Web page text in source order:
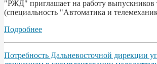
"РЖД" приглашает на работу выпускников
(специальность "Автоматика и
Подробнее
Потребность Дальневосточной дирекции